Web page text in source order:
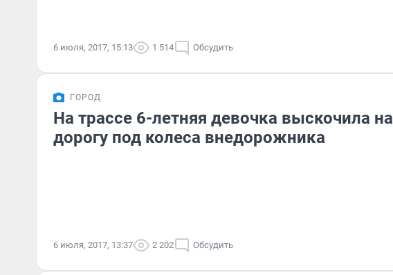
6 июля, 2017, 15:13 1 514 Обсудить
ГОРОД
На трассе 6-летняя девочка выскочила на
дорогу под колеса внедорожника
6 июля, 2017, 13:37 2 202 Обсудить